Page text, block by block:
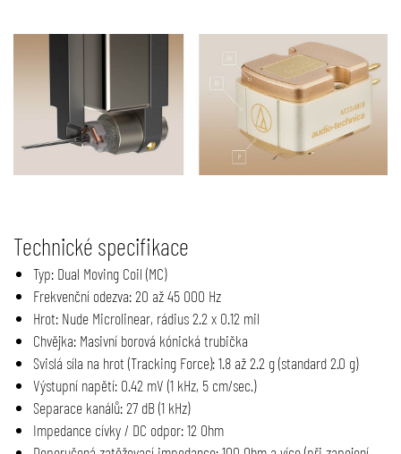
Technické specifikace
Typ: Dual Moving Coil (MC)
Frekvenční odezva: 20 až 45 000 Hz
Hrot: Nude Microlinear, rádius 2.2 x 0.12 mil
Chvějka: Masivní borová kónická trubička
Svislá síla na hrot (Tracking Force): 1.8 až 2.2 g (standard 2.0 g)
Výstupní napětí: 0.42 mV (1 kHz, 5 cm/sec.)
Separace kanálů: 27 dB (1 kHz)
Impedance cívky / DC odpor: 12 Ohm